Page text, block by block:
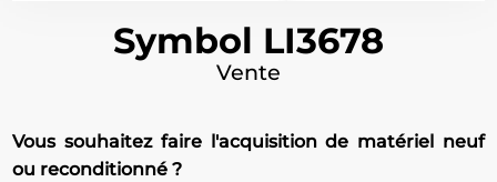
Symbol LI3678
Vente
Vous souhaitez faire l'acquisition de matériel neuf
ou reconditionné ?